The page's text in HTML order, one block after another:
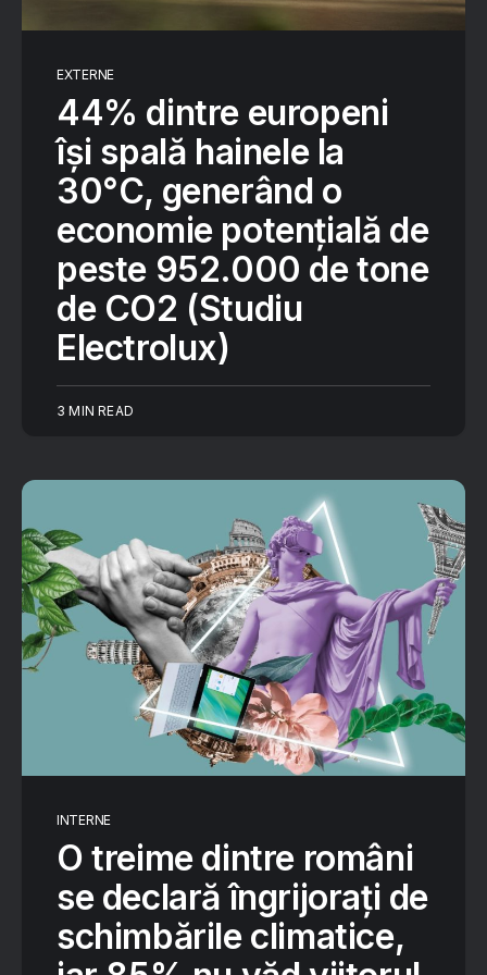
EXTERNE
44% dintre europeni
își spală hainele la
30°C, generând o
economie potențială de
peste 952.000 de tone
de CO2 (Studiu
Electrolux)
3 MIN READ
INTERNE
O treime dintre români
se declară îngrijorați de
schimbările climatice,